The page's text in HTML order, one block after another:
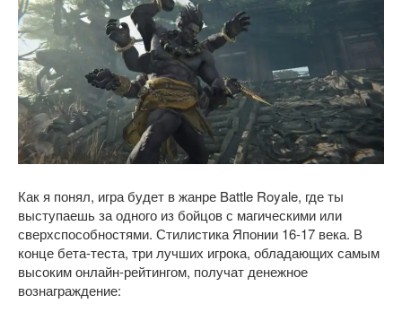
Как я понял, игра будет в жанре Battle Royale, где ты
выступаешь за одного из бойцов с магическими или
сверхспособностями. Стилистика Японии 16-17 века. В
конце бета-теста, три лучших игрока, обладающих самым
высоким онлайн-рейтингом, получат денежное
вознаграждение: